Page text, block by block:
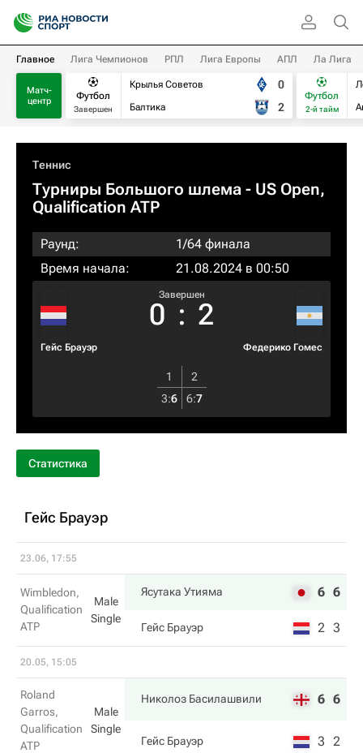
Главное Лига Чемпионов РПЛ Лига Европы АПЛ Ла Лига
Матч-
центр
Футбол
Завершен
Крылья Советов
Балтика
0
2
Футбол
2-й тайм
Теннис
Турниры Большого шлема - US Open,
Qualification ATP
Раунд:
1/64 финала
Время начала:
21.08.2024 в 00:50
Гейс Брауэр
Завершен
0 : 2
Федерико Гомес
1
2
3:6 6:7
Статистика
Гейс Брауэр
23.06, 17:55
Wimbledon,
Qualification
ATP
Male
Single
Ясутака Утияма 6 6
Гейс Брауэр 2 3
20.05, 15:05
Roland
Garros,
Qualification
ATP
Male
Single
Николоз Басилашвили 6 6
Гейс Брауэр 3 2